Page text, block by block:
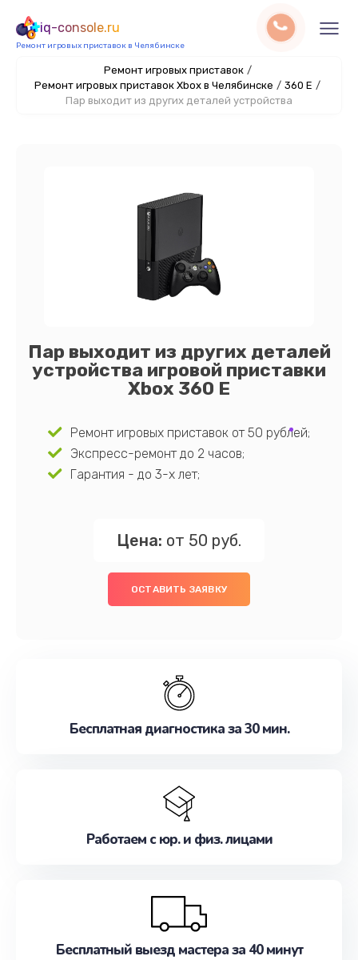
iq-console.ru
Ремонт игровых приставок в Челябинске
Ремонт игровых приставок /
Ремонт игровых приставок Xbox в Челябинске / 360 E /
Пар выходит из других деталей устройства
Пар выходит из других деталей
устройства игровой приставки
Xbox 360 E
Ремонт игровых приставок от 50 рублей;
Экспресс-ремонт до 2 часов;
Гарантия - до 3-х лет;
Цена: от 50 руб.
ОСТАВИТЬ ЗАЯВКУ
Бесплатная диагностика за 30 мин.
Работаем с юр. и физ. лицами
Бесплатный выезд мастера за 40 минут